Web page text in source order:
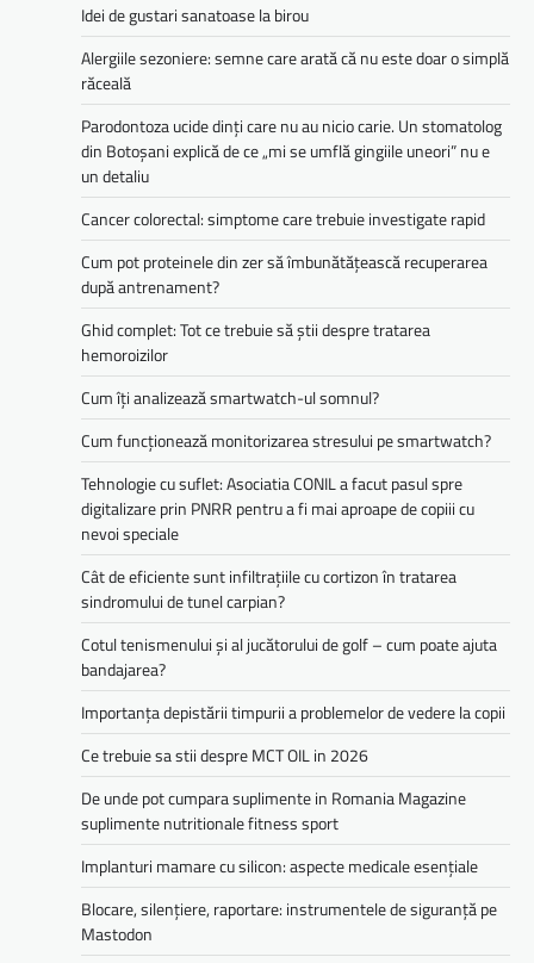
Idei de gustari sanatoase la birou
Alergiile sezoniere: semne care arată că nu este doar o simplă
răceală
Parodontoza ucide dinți care nu au nicio carie. Un stomatolog
din Botoșani explică de ce „mi se umflă gingiile uneori” nu e
un detaliu
Cancer colorectal: simptome care trebuie investigate rapid
Cum pot proteinele din zer să îmbunătățească recuperarea
după antrenament?
Ghid complet: Tot ce trebuie să știi despre tratarea
hemoroizilor
Cum îți analizează smartwatch-ul somnul?
Cum funcționează monitorizarea stresului pe smartwatch?
Tehnologie cu suflet: Asociatia CONIL a facut pasul spre
digitalizare prin PNRR pentru a fi mai aproape de copiii cu
nevoi speciale
Cât de eficiente sunt infiltrațiile cu cortizon în tratarea
sindromului de tunel carpian?
Cotul tenismenului și al jucătorului de golf – cum poate ajuta
bandajarea?
Importanța depistării timpurii a problemelor de vedere la copii
Ce trebuie sa stii despre MCT OIL in 2026
De unde pot cumpara suplimente in Romania Magazine
suplimente nutritionale fitness sport
Implanturi mamare cu silicon: aspecte medicale esențiale
Blocare, silențiere, raportare: instrumentele de siguranță pe
Mastodon